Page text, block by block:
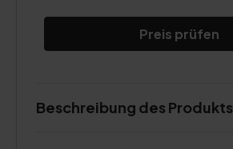
Preis prüfen
Beschreibung des Produkts